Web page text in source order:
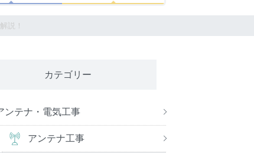
説！
カテゴリー
ンテナ・電気工事
アンテナ工事